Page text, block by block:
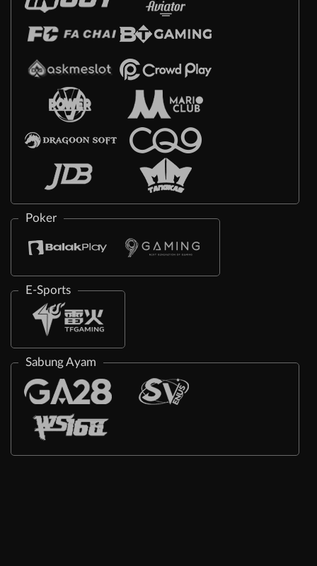
Poker
E-Sports
Sabung Ayam